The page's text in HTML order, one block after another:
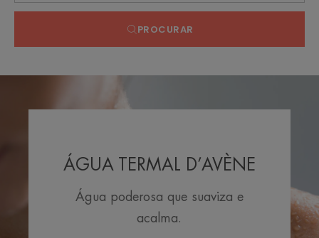
PROCURAR
ÁGUA TERMAL D’AVÈNE
Água poderosa que suaviza e
acalma.